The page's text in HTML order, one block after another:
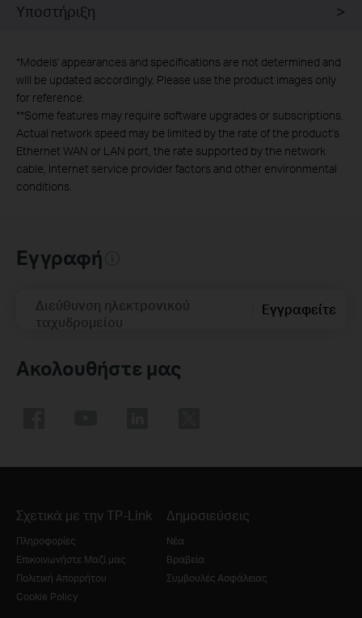
Υποστήριξη
*Models' appearances and specifications are not determined and
will be updated accordingly. Please use the product images only
for reference.
**Some features may require software upgrades or subscriptions.
Actual network speed may be limited by the rate of the product's
Ethernet WAN or LAN port, the rate supported by the network
cable, Internet service provider factors and other environmental
conditions.
Εγγραφή
Διεύθυνση ηλεκτρονικού
ταχυδρομείου
Εγγραφείτε
Ακολουθήστε μας
Σχετικά με την TP-Link
Πληροφορίες
Επικοινωνήστε Μαζί μας
Πολιτική Απορρήτου
Cookie Policy
Δημοσιεύσεις
Νέα
Βραβεία
Συμβουλές Ασφάλειας